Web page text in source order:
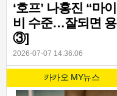
‘호프’ 나홍진 “마
비 수준…잘되면
③]
2026-07-07 14:36:06
카카오 MY뉴스